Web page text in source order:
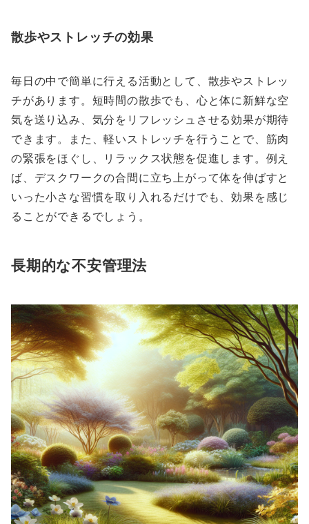
散歩やストレッチの効果
毎日の中で簡単に行える活動として、散歩やストレッ
チがあります。短時間の散歩でも、心と体に新鮮な空
気を送り込み、気分をリフレッシュさせる効果が期待
できます。また、軽いストレッチを行うことで、筋肉
の緊張をほぐし、リラックス状態を促進します。例え
ば、デスクワークの合間に立ち上がって体を伸ばすと
いった小さな習慣を取り入れるだけでも、効果を感じ
ることができるでしょう。
長期的な不安管理法